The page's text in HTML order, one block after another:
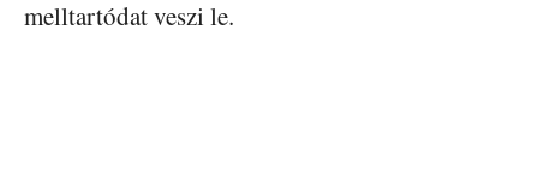
melltartódat veszi le.